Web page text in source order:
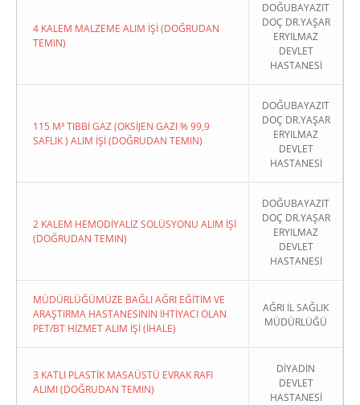
4 KALEM MALZEME ALIM İŞİ (DOĞRUDAN
TEMIN)
DOĞUBAYAZIT
DOÇ DR.YAŞAR
ERYILMAZ
DEVLET
HASTANESİ
115 M³ TIBBİ GAZ (OKSİJEN GAZI % 99,9
SAFLIK ) ALIM İŞİ (DOĞRUDAN TEMIN)
DOĞUBAYAZIT
DOÇ DR.YAŞAR
ERYILMAZ
DEVLET
HASTANESİ
2 KALEM HEMODİYALİZ SOLÜSYONU ALIM İŞİ
(DOĞRUDAN TEMIN)
DOĞUBAYAZIT
DOÇ DR.YAŞAR
ERYILMAZ
DEVLET
HASTANESİ
MÜDÜRLÜĞÜMÜZE BAĞLI AĞRI EĞİTİM VE
ARAŞTIRMA HASTANESİNİN İHTİYACI OLAN
PET/BT HİZMET ALIM İŞİ (İHALE)
AĞRI İL SAĞLIK
MÜDÜRLÜĞÜ
3 KATLI PLASTİK MASAÜSTÜ EVRAK RAFI
ALIMI (DOĞRUDAN TEMIN)
DİYADİN
DEVLET
HASTANESİ